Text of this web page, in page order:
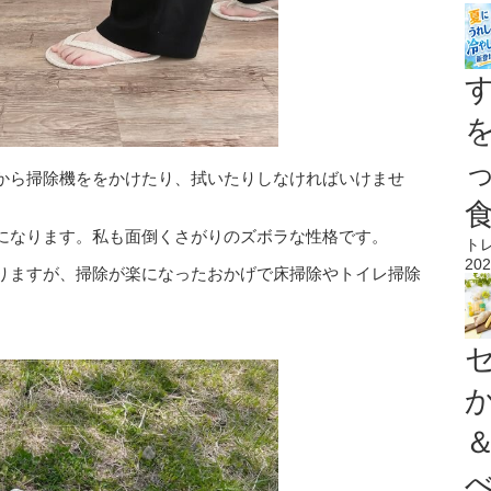
掃除機ををかけたり、拭いたりしなければいけませ
ります。私も面倒くさがりのズボラな性格です。
すが、掃除が楽になったおかげで床掃除やトイレ掃除
ト